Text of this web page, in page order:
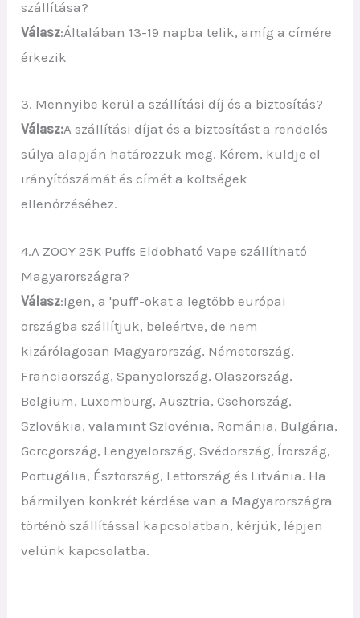
szállítása?
Válasz:Általában 13-19 napba telik, amíg a címére
érkezik
3. Mennyibe kerül a szállítási díj és a biztosítás?
Válasz:A szállítási díjat és a biztosítást a rendelés
súlya alapján határozzuk meg. Kérem, küldje el
irányítószámát és címét a költségek
ellenőrzéséhez.
4.A ZOOY 25K Puffs Eldobható Vape szállítható
Magyarországra?
Válasz:Igen, a 'puff'-okat a legtöbb európai
országba szállítjuk, beleértve, de nem
kizárólagosan Magyarország, Németország,
Franciaország, Spanyolország, Olaszország,
Belgium, Luxemburg, Ausztria, Csehország,
Szlovákia, valamint Szlovénia, Románia, Bulgária,
Görögország, Lengyelország, Svédország, Írország,
Portugália, Észtország, Lettország és Litvánia. Ha
bármilyen konkrét kérdése van a Magyarországra
történő szállítással kapcsolatban, kérjük, lépjen
velünk kapcsolatba.